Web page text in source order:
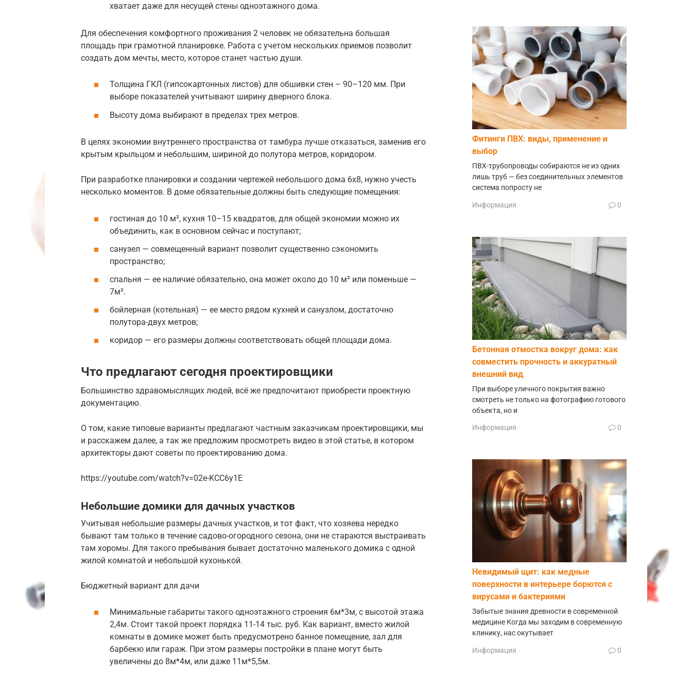
хватает даже для несущей стены одноэтажного дома.
Для обеспечения комфортного проживания 2 человек не обязательна большая
площадь при грамотной планировке. Работа с учетом нескольких приемов позволит
создать дом мечты, место, которое станет частью души.
Толщина ГКЛ (гипсокартонных листов) для обшивки стен – 90–120 мм. При
выборе показателей учитывают ширину дверного блока.
Высоту дома выбирают в пределах трех метров.
В целях экономии внутреннего пространства от тамбура лучше отказаться, заменив его
крытым крыльцом и небольшим, шириной до полутора метров, коридором.
При разработке планировки и создании чертежей небольшого дома 6х8, нужно учесть
несколько моментов. В доме обязательные должны быть следующие помещения:
гостиная до 10 м², кухня 10–15 квадратов, для общей экономии можно их
объединить, как в основном сейчас и поступают;
санузел — совмещенный вариант позволит существенно сэкономить
пространство;
спальня — ее наличие обязательно, она может около до 10 м² или поменьше —
7м².
бойлерная (котельная) — ее место рядом кухней и санузлом, достаточно
полутора-двух метров;
коридор — его размеры должны соответствовать общей площади дома.
Что предлагают сегодня проектировщики
Большинство здравомыслящих людей, всё же предпочитают приобрести проектную
документацию.
О том, какие типовые варианты предлагают частным заказчикам проектировщики, мы
и расскажем далее, а так же предложим просмотреть видео в этой статье, в котором
архитекторы дают советы по проектированию дома.
https://youtube.com/watch?v=02e-KCC6y1E
Небольшие домики для дачных участков
Учитывая небольшие размеры дачных участков, и тот факт, что хозяева нередко
бывают там только в течение садово-огородного сезона, они не стараются выстраивать
там хоромы. Для такого пребывания бывает достаточно маленького домика с одной
жилой комнатой и небольшой кухонькой.
Бюджетный вариант для дачи
Минимальные габариты такого одноэтажного строения 6м*3м, с высотой этажа
2,4м. Стоит такой проект порядка 11-14 тыс. руб. Как вариант, вместо жилой
комнаты в домике может быть предусмотрено банное помещение, зал для
барбекю или гараж. При этом размеры постройки в плане могут быть
увеличены до 8м*4м, или даже 11м*5,5м.
Фитинги ПВХ: виды, применение и
выбор
ПВХ-трубопроводы собираются не из одних
лишь труб — без соединительных элементов
система попросту не
Информация 0
Бетонная отмостка вокруг дома: как
совместить прочность и аккуратный
внешний вид
При выборе уличного покрытия важно
смотреть не только на фотографию готового
объекта, но и
Информация 0
Невидимый щит: как медные
поверхности в интерьере борются с
вирусами и бактериями
Забытые знания древности в современной
медицине Когда мы заходим в современную
клинику, нас окутывает
Информация 0